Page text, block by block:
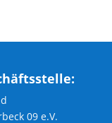
09 e.V.